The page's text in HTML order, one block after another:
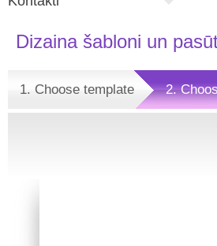
Dizaina šabloni un
1. Choose template 2.